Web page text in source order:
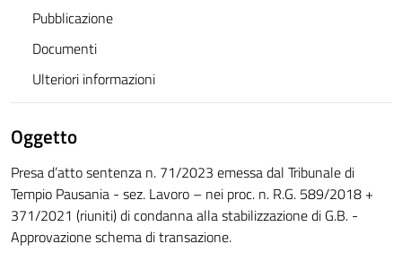
Pubblicazione
Documenti
Ulteriori informazioni
Oggetto
Presa d’atto sentenza n. 71/2023 emessa dal Tribunale di
Tempio Pausania - sez. Lavoro – nei proc. n. R.G. 589/2018 +
371/2021 (riuniti) di condanna alla stabilizzazione di G.B. -
Approvazione schema di transazione.